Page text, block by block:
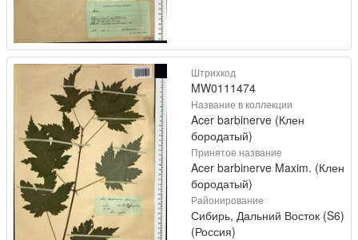
Штрихкод
MW0111474
Название в коллекции
Acer barbinerve (Клен
бородатый)
Принятое название
Acer barbinerve Maxim. (Клен
бородатый)
Районирование
Сибирь, Дальний Восток (S6)
(Россия)